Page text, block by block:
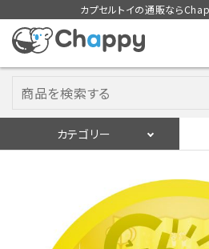
カプセルトイの通販なら
カテゴリー
入荷スケジュールをチ